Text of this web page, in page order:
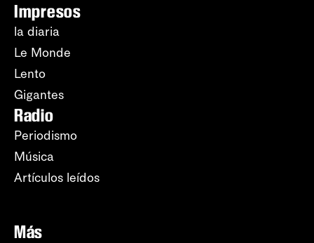
Impresos
la diaria
Le Monde
Lento
Gigantes
Radio
Periodismo
Música
Artículos leídos
Más